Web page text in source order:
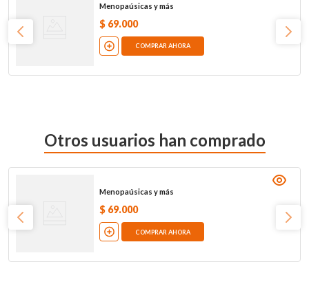
Menopaúsicas y más
$ 69.000
COMPRAR AHORA
Otros usuarios han comprado
Menopaúsicas y más
$ 69.000
COMPRAR AHORA